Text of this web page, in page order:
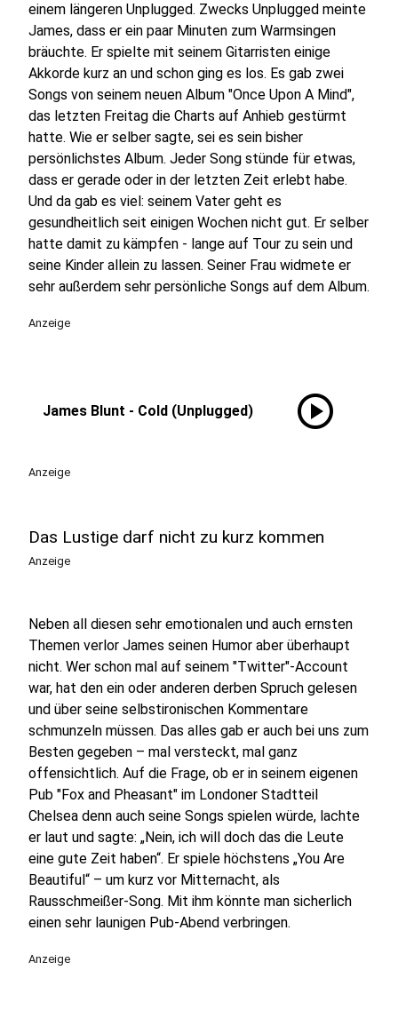
einem längeren Unplugged. Zwecks Unplugged meinte
James, dass er ein paar Minuten zum Warmsingen
bräuchte. Er spielte mit seinem Gitarristen einige
Akkorde kurz an und schon ging es los. Es gab zwei
Songs von seinem neuen Album "Once Upon A Mind",
das letzten Freitag die Charts auf Anhieb gestürmt
hatte. Wie er selber sagte, sei es sein bisher
persönlichstes Album. Jeder Song stünde für etwas,
dass er gerade oder in der letzten Zeit erlebt habe.
Und da gab es viel: seinem Vater geht es
gesundheitlich seit einigen Wochen nicht gut. Er selber
hatte damit zu kämpfen - lange auf Tour zu sein und
seine Kinder allein zu lassen. Seiner Frau widmete er
sehr außerdem sehr persönliche Songs auf dem Album.
Anzeige
James Blunt - Cold (Unplugged) play_circle
Anzeige
Das Lustige darf nicht zu kurz kommen
Anzeige
Neben all diesen sehr emotionalen und auch ernsten
Themen verlor James seinen Humor aber überhaupt
nicht. Wer schon mal auf seinem "Twitter"-Account
war, hat den ein oder anderen derben Spruch gelesen
und über seine selbstironischen Kommentare
schmunzeln müssen. Das alles gab er auch bei uns zum
Besten gegeben – mal versteckt, mal ganz
offensichtlich. Auf die Frage, ob er in seinem eigenen
Pub "Fox and Pheasant" im Londoner Stadtteil
Chelsea denn auch seine Songs spielen würde, lachte
er laut und sagte: „Nein, ich will doch das die Leute
eine gute Zeit haben“. Er spiele höchstens „You Are
Beautiful“ – um kurz vor Mitternacht, als
Rausschmeißer-Song. Mit ihm könnte man sicherlich
einen sehr launigen Pub-Abend verbringen.
Anzeige